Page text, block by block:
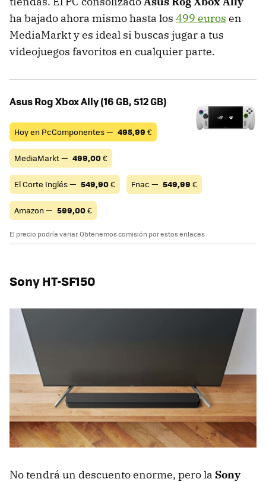
ha bajado ahora mismo hasta los 499 euros en
MediaMarkt y es ideal si buscas jugar a tus
videojuegos favoritos en cualquier parte.
Asus Rog Xbox Ally (16 GB, 512 GB)
Hoy en PcComponentes — 495,99 €
MediaMarkt — 499,00€
El Corte Inglés — 549,90€ Fnac — 549,99 €
Amazon — 599,00€
El precio podría variar. Obtenemos comisión por estos enlaces
Sony HT-SF150
No tendrá un descuento enorme, pero la Sony